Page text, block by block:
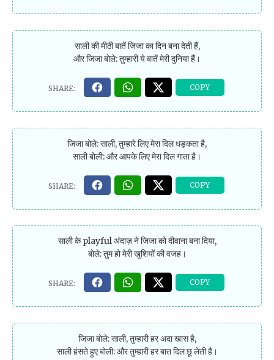
साली की मीठी बातें जिजा का दिन बना देती हैं,
और जिजा बोले: तुम्हारी ये बातें मेरी दुनिया हैं।
जिजा बोले: साली, तुम्हारे लिए मेरा दिल धड़कता है,
साली बोली: और आपके लिए मेरा दिल गाता है।
साली के playful अंदाज़ ने जिजा को दीवाना बना दिया,
बोले: तुम हो मेरी खुशियों की वजह।
जिजा बोले: साली, तुम्हारी हर अदा खास है,
साली हंसते हुए बोली: और तुम्हारी हर बात दिल छू लेती है।